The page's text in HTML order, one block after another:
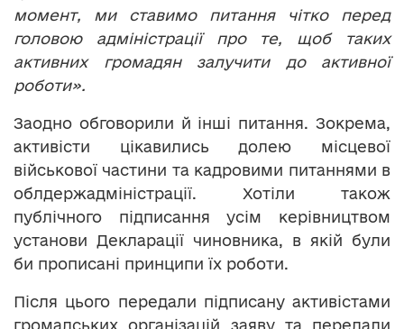
момент, ми ставимо питання чітко перед
головою адміністрації про те, щоб таких
активних громадян залучити до активної
роботи».
Заодно обговорили й інші питання. Зокрема,
активісти цікавились долею місцевої
військової частини та кадровими питаннями в
облдержадміністрації. Хотіли також
публічного підписання усім керівництвом
установи Декларації чиновника, в якій були
би прописані принципи їх роботи.
Після цього передали підписану активістами
громадських організацій заяву та передали